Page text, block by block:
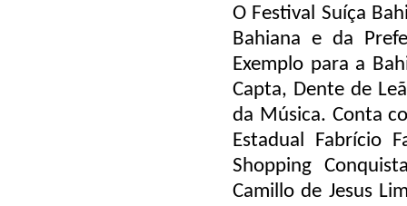
O Festival Suíça
Bahiana e da
Exemplo para a
Capta, Dente de
da Música. Conta
Estadual Fabrício
Shopping
Camillo de Jesus